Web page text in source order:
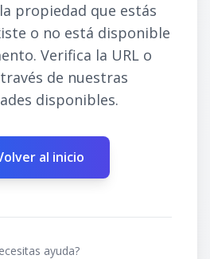
propiedad que estás
o no está disponible
Verifica la URL o
de nuestras
disponibles.
al inicio
ayuda?